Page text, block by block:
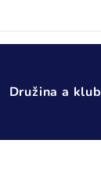
Družina a klub